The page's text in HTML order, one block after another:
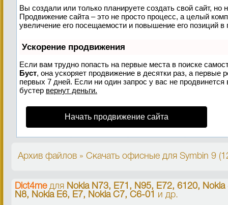
Вы создали или только планируете создать свой сайт, но
Продвижение сайта – это не просто процесс, а целый
увеличение его посещаемости и повышение его позиций в
Ускорение продвижения
Если вам трудно попасть на первые места в поиске
Буст, она ускоряет продвижение в десятки раз, а первые
первых 7 дней. Если ни один запрос у вас не
бустер вернут деньги.
Начать продвижение сайта
Архив файлов » Скачать офисные для Symbin 9
Dict4meдля Nokia N73, E71, N95, E72, 6120,
N8, Nokia E6, E7, Nokia C7, C6-01
и др.